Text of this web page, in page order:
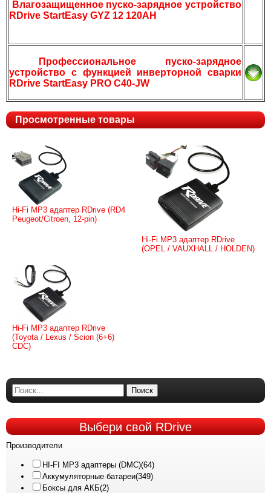
Влагозащищенное пуско-зарядное устройство
RDrive StartEasy GYZ 12 120AH
Профессиональное пуско-зарядное
устройство с функцией инверторной сварки
RDrive StartEasy PRO C40-JW
Просмотренные товары
Hi-Fi MP3 адаптер RDrive (RD4
Peugeot/Citroen, 12-pin)
Hi-Fi MP3 адаптер RDrive
(OPEL / VAUXHALL / HOLDEN)
Hi-Fi MP3 адаптер RDrive
(Toyota / Lexus / Scion (6+6)
CDC)
Поиск
Выберисвой RDrive
Производители
HI-FI MP3 адаптеры (DMC)(64)
Аккумуляторные батареи(349)
Боксы для АКБ(2)